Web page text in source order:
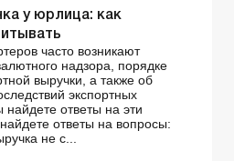
у юрлица: как
часто возникают
надзора, порядке
выручки, а также об
экспортных
ответы на эти
ответы на вопросы:
не с...